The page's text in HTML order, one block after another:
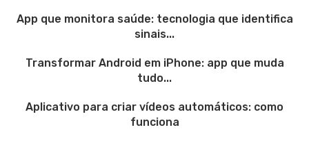
App que monitora saúde: tecnologia que identifica
sinais...
Transformar Android em iPhone: app que muda
tudo...
Aplicativo para criar vídeos automáticos: como
funciona